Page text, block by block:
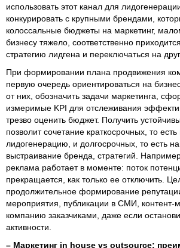
использовать этот канал для
конкурировать с крупными брендами,
колоссальные бюджеты на маркетинг,
бизнесу тяжело, соответственно
стратегию лидгена и переключаться на
При формировании плана продвижения
первую очередь ориентироваться на
от них, обозначить задачи маркетинга,
измеримые KPI для отслеживания
трезво оценить бюджет. Получить
позволит сочетание краткосрочных, то
лидогенерацию, и долгосрочных, то есть
выстраивание бренда, стратегий.
реклама работает в моменте: поток
прекращается, как только ее отключить.
продолжительное формирование
мероприятия, публикации в СМИ, контент-
компанию заказчиками, даже если
активности.
– Маркетинг in house vs outsource: